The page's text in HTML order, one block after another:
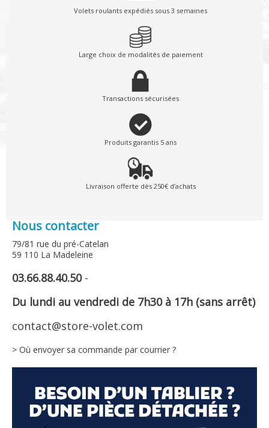
Volets roulants expédiés sous 3 semaines
Large choix de modalités de paiement
Transactions sécurisées
Produits garantis 5 ans
Livraison offerte dès 250€ d’achats
Nous contacter
79/81 rue du pré-Catelan
59 110 La Madeleine
03.66.88.40.50-
Du lundi au vendredi de 7h30 à 17h (sans arrêt)
contact@store-volet.com
> Où envoyer sa commande par courrier ?